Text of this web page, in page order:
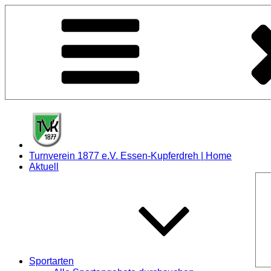
Turnverein 1877 e.V. Essen-Kupferdreh | Home
Aktuell
Sportarten